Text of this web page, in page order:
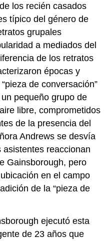
los recién casados
típico del género de
grupales
a mediados del
de los retratos
épocas y
de conversación”
pequeño grupo de
libre, comprometidos
de la presencia del
Andrews se desvía
reaccionan
Gainsborough, pero
en el campo
de la “pieza de
ejecutó esta
de 23 años que